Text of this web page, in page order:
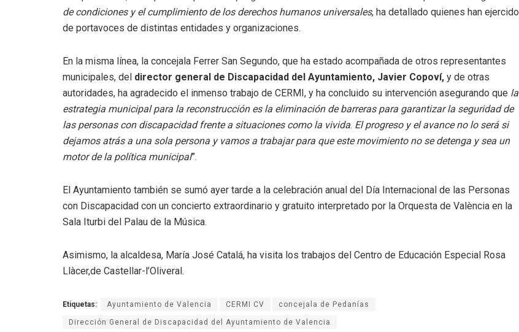
de condiciones y el cumplimiento de los derechos humanos universales, ha detallado quienes han ejercido
de portavoces de distintas entidades y organizaciones.
En la misma línea, la concejala Ferrer San Segundo, que ha estado acompañada de otros representantes
municipales, del director general de Discapacidad del Ayuntamiento, Javier Copoví, y de otras
autoridades, ha agradecido el inmenso trabajo de CERMI, y ha concluido su intervención asegurando que la
estrategia municipal para la reconstrucción es la eliminación de barreras para garantizar la seguridad de
las personas con discapacidad frente a situaciones como la vivida. El progreso y el avance no lo será si
dejamos atrás a una sola persona y vamos a trabajar para que este movimiento no se detenga y sea un
motor de la política municipal”.
El Ayuntamiento también se sumó ayer tarde a la celebración anual del Día Internacional de las Personas
con Discapacidad con un concierto extraordinario y gratuito interpretado por la Orquesta de València en la
Sala Iturbi del Palau de la Música.
Asimismo, la alcaldesa, María José Catalá, ha visita los trabajos del Centro de Educación Especial Rosa
Llàcer,de Castellar-l’Oliveral.
Etiquetas: Ayuntamiento de Valencia CERMI CV concejala de Pedanías
Dirección General de Discapacidad del Ayuntamiento de Valencia